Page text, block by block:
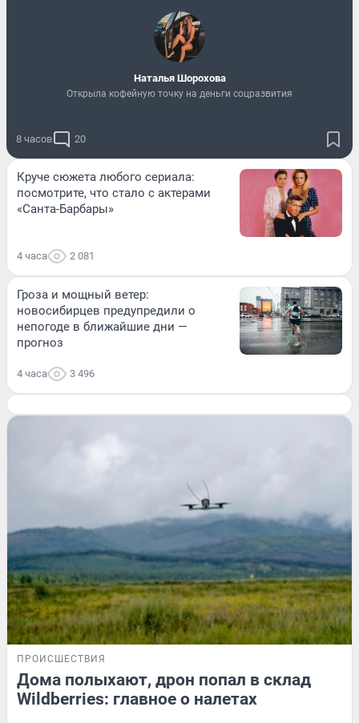
Наталья Шорохова
Открыла кофейную точку на деньги соцразвития
8 часов 20
Круче сюжета любого сериала:
посмотрите, что стало с актерами
«Санта-Барбары»
4 часа 2 081
Гроза и мощный ветер:
новосибирцев предупредили о
непогоде в ближайшие дни —
прогноз
4 часа 3 496
ПРОИСШЕСТВИЯ
Дома полыхают, дрон попал в склад
Wildberries: главное о налетах